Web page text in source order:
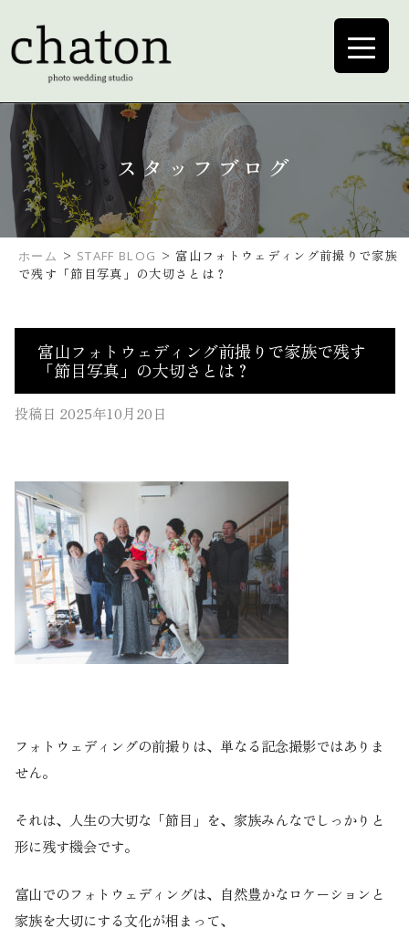
スタッフブログ
ホーム > STAFF BLOG >富山フォトウェディング前撮りで家族
で残す「節目写真」の大切さとは？
富山フォトウェディング前撮りで家族で残す
「節目写真」の大切さとは？
投稿日 2025年10月20日
フォトウェディングの前撮りは、単なる記念撮影ではありま
せん。
それは、人生の大切な「節目」を、家族みんなでしっかりと
形に残す機会です。
富山でのフォトウェディングは、自然豊かなロケーションと
家族を大切にする文化が相まって、